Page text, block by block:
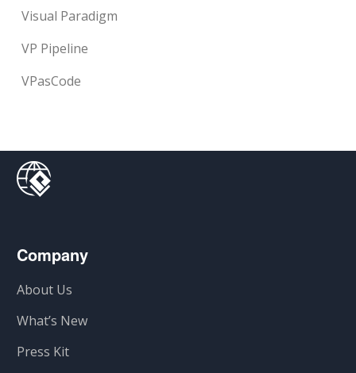
Visual Paradigm
VP Pipeline
VPasCode
Company
About Us
What’s New
Press Kit